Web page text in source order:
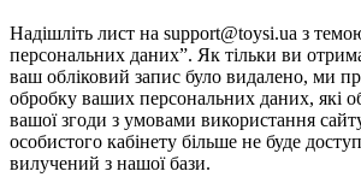
Надішліть лист на support@toysi.ua з
персональних даних”. Як тільки ви
ваш обліковий запис було видалено, ми
обробку ваших персональних даних, які
вашої згоди з умовами використання
особистого кабінету більше не буде
вилучений з нашої бази.